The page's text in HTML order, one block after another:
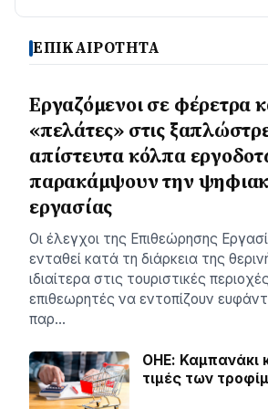
ΕΠΙΚΑΙΡΟΤΗΤΑ
Εργαζόμενοι σε φέρετρα
«πελάτες» στις
απίστευτα κόλπα
παρακάμψουν την
εργασίας
Οι έλεγχοι της Επιθεώρησης
ενταθεί κατά τη διάρκεια της
ιδιαίτερα στις τουριστικές
επιθεωρητές να εντοπίζουν
παρ…
ΟΗΕ: Καμπανάκι
τιμές των